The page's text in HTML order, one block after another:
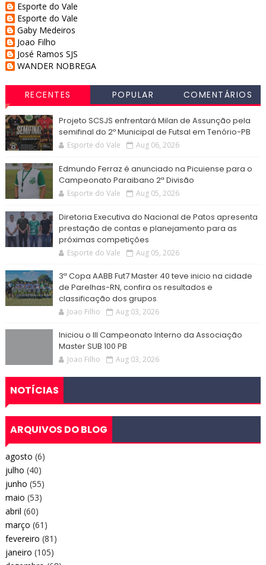
Esporte do Vale
Esporte do Vale
Gaby Medeiros
Joao Filho
José Ramos SJS
WANDER NOBREGA
RECENTES POPULAR COMENTÁRIOS
Projeto SCSJS enfrentará Milan de Assunção pela
semifinal do 2º Municipal de Futsal em Tenório-PB
Esporte do Vale Aug 06, 2026
Edmundo Ferraz é anunciado na Picuiense para o
Campeonato Paraibano 2ª Divisão
Esporte do Vale Aug 05, 2026
Diretoria Executiva do Nacional de Patos apresenta
prestação de contas e planejamento para as
próximas competições
Esporte do Vale Aug 05, 2026
3ª Copa AABB Fut7 Master 40 teve inicio na cidade
de Parelhas-RN, confira os resultados e
classificação dos grupos
Joao Filho Aug 03, 2026
Iniciou o III Campeonato Interno da Associação
Master SUB 100 PB
Joao Filho Aug 03, 2026
NOTÍCIAS
ARQUIVOS DO BLOG
agosto (6)
julho (40)
junho (55)
maio (53)
abril (60)
março (61)
fevereiro (81)
janeiro (105)